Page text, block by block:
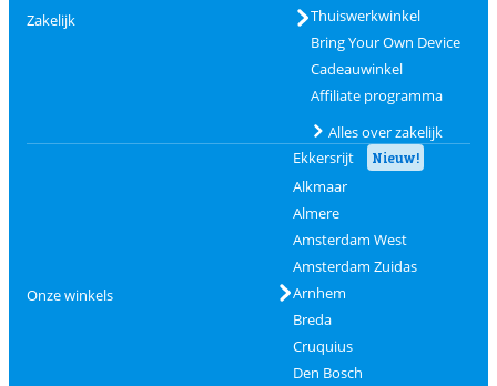
Zakelijk
Thuiswerkwinkel
Bring Your Own Device
Cadeauwinkel
Affiliate programma
Alles over zakelijk
Onze winkels
Ekkersrijt Nieuw!
Alkmaar
Almere
Amsterdam West
Amsterdam Zuidas
Arnhem
Breda
Cruquius
Den Bosch